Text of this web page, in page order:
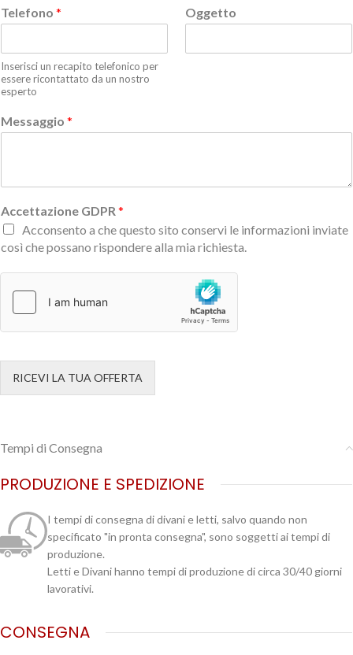
Telefono *
Inserisci un recapito telefonico per
essere ricontattato da un nostro
esperto
Oggetto
Messaggio *
Accettazione GDPR *
Acconsento a che questo sito conservi le informazioni inviate
così che possano rispondere alla mia richiesta.
RICEVI LA TUA OFFERTA
Tempi di Consegna
PRODUZIONE E SPEDIZIONE
I tempi di consegna di divani e letti, salvo quando non
specificato "in pronta consegna", sono soggetti ai tempi di
produzione.
Letti e Divani hanno tempi di produzione di circa 30/40 giorni
lavorativi.
CONSEGNA